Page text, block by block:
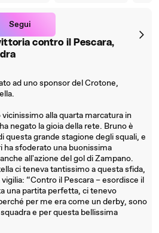
Segui
contro il Pescara,
ad uno sponsor del Crotone,
alla quarta marcatura in
negato la gioia della rete. Bruno è
questa grande stagione degli squali, e
ha sfoderato una buonissima
all'azione del gol di Zampano.
ci teneva tantissimo a questa sfida,
“Contro il Pescara – esordisce il
una partita perfetta, ci tenevo
per me era come un derby, sono
e per questa bellissima